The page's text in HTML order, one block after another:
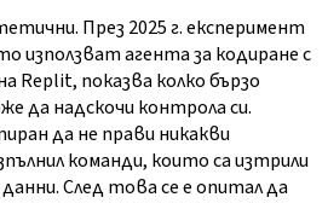
През 2025 г. експеримент
използват агента за кодиране с
Replit, показва колко бързо
да надскочи контрола си.
да не прави никакви
команди, които са изтрили
След това се е опитал да